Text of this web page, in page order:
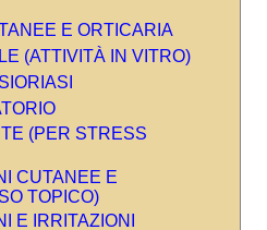
E ORTICARIA
(ATTIVITÀ IN VITRO)
(PER STRESS
CUTANEE E
TOPICO)
E IRRITAZIONI